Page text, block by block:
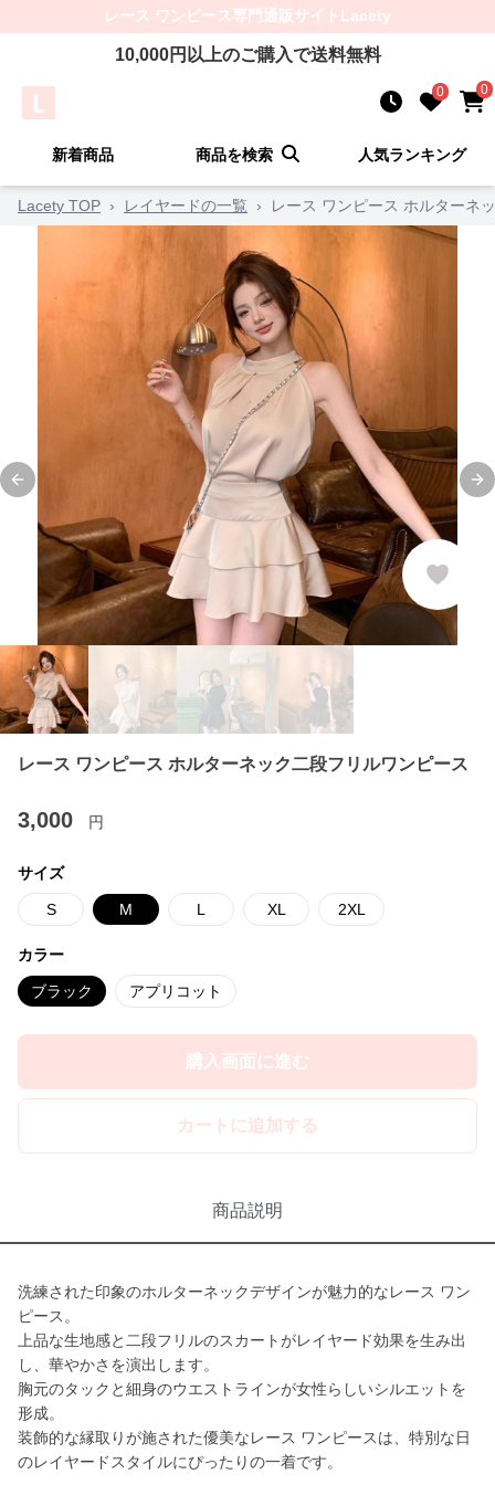
レース ワンピース専門通販サイト Lacety
10,000円以上のご購入で送料無料
0 0
新着商品 商品を検索 人気ランキング
Lacety TOP › レイヤードの一覧 › レース ワンピース ホルターネ
Previous slide
レース ワンピース ホルターネック二段フリルワンピース
3,000 円
サイズ
S M L XL 2XL
カラー
ブラック アプリコット
購入画面に進む
カートに追加する
商品説明
洗練された印象のホルターネックデザインが魅力的なレース ワン
ピース。
上品な生地感と二段フリルのスカートがレイヤード効果を生み出
し、華やかさを演出します。
胸元のタックと細身のウエストラインが女性らしいシルエットを
形成。
装飾的な縁取りが施された優美なレース ワンピースは、特別な日
のレイヤードスタイルにぴったりの一着です。